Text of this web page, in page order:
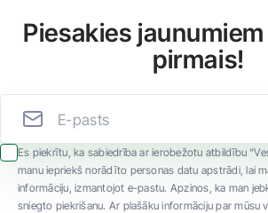
Piesakies
pirmais!
Es piekrītu, ka sabiedrība ar ierobežotu atbildību
manu iepriekš norādīto personas datu apstrādi, lai
informāciju, izmantojot e-pastu. Apzinos, ka man
sniegto piekrišanu. Ar plašāku informāciju par mūsu